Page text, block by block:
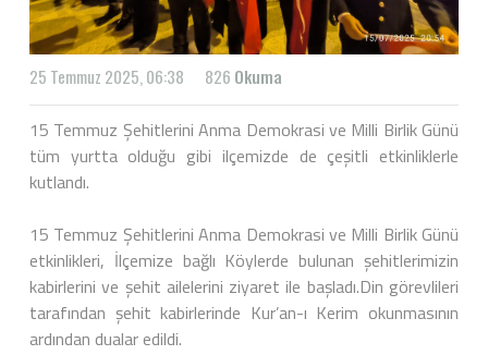
25 Temmuz 2025, 06:38 826 Okuma
15 Temmuz Şehitlerini Anma Demokrasi ve Milli Birlik Günü
tüm yurtta olduğu gibi ilçemizde de çeşitli etkinliklerle
kutlandı.
15 Temmuz Şehitlerini Anma Demokrasi ve Milli Birlik Günü
etkinlikleri, İlçemize bağlı Köylerde bulunan şehitlerimizin
kabirlerini ve şehit ailelerini ziyaret ile başladı.Din görevlileri
tarafından şehit kabirlerinde Kur’an-ı Kerim okunmasının
ardından dualar edildi.